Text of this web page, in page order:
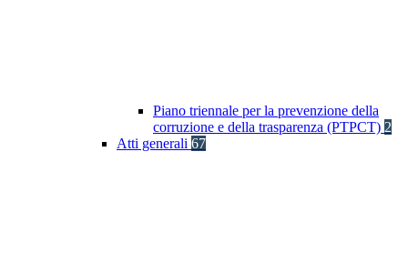
Piano triennale per la prevenzione della
corruzione e della trasparenza (PTPCT) 2
Atti generali 67